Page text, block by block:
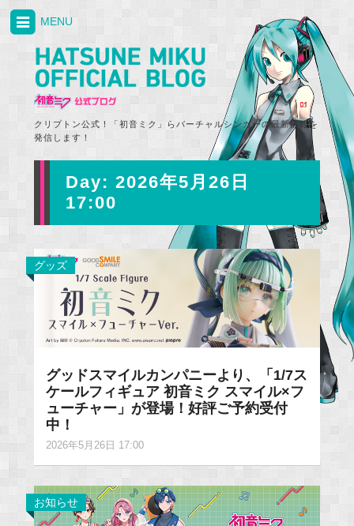
クリプトン公式！「初音ミク」らバーチャルシンガーの最新情報を
発信します！
MENU
Day: 2026年5月26日
17:00
グッズ
グッドスマイルカンパニーより、「1/7ス
ケールフィギュア 初音ミク スマイル×フ
ューチャー」が登場！好評ご予約受付
中！
2026年5月26日 17:00
お知らせ